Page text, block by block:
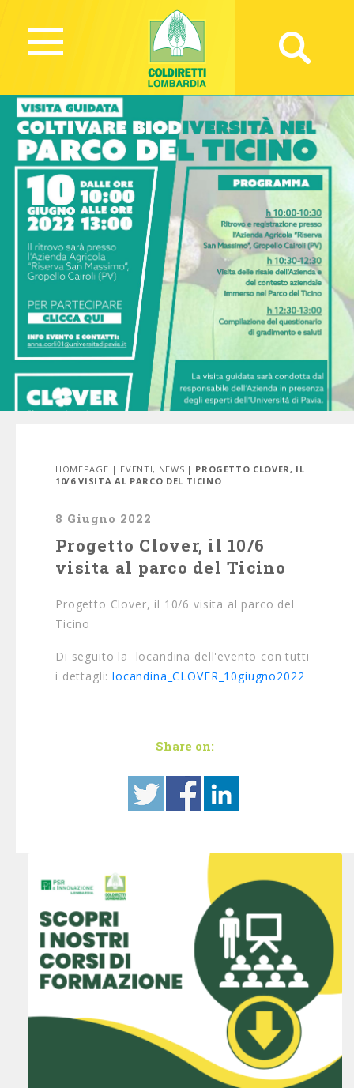
HOMEPAGE | EVENTI, NEWS | PROGETTO CLOVER, IL
10/6 VISITA AL PARCO DEL TICINO
8 Giugno 2022
Progetto Clover, il 10/6
visita al parco del Ticino
Progetto Clover, il 10/6 visita al parco del
Ticino
Di seguito la locandina dell'evento con tutti
i dettagli:locandina_CLOVER_10giugno2022
Share on: